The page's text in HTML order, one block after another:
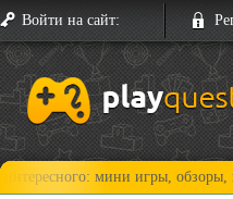
Войти на сайт:
мини игры, обзоры,